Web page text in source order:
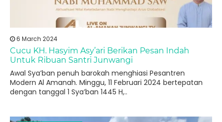
6 March 2024
Cucu KH. Hasyim Asy’ari Berikan Pesan Indah
Untuk Ribuan Santri Junwangi
Awal Sya’ban penuh barokah menghiasi Pesantren
Modern Al Amanah. Minggu, 11 Februari 2024 bertepatan
dengan tanggal 1 Sya’ban 1445 H,..